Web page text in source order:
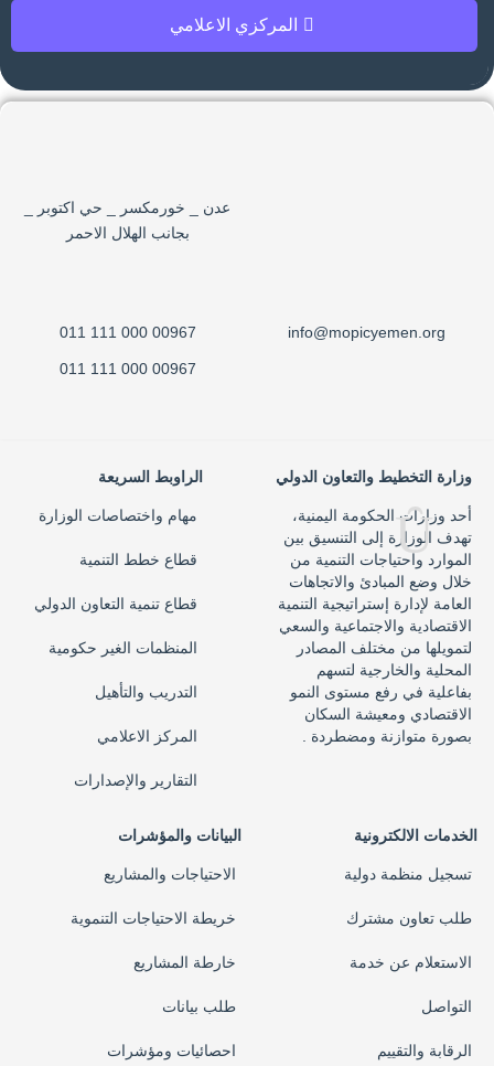
المركزي الاعلامي
عدن _ خورمكسر _ حي اكتوبر _
بجانب الهلال الاحمر
info@mopicyemen.org
00967 000 111 011
00967 000 111 011
وزارة التخطيط والتعاون الدولي
أحد وزارات الحكومة اليمنية،
تهدف الوزارة إلى التنسيق بين
الموارد واحتياجات التنمية من
خلال وضع المبادئ والاتجاهات
العامة لإدارة إستراتيجية التنمية
الاقتصادية والاجتماعية والسعي
لتمويلها من مختلف المصادر
المحلية والخارجية لتسهم
بفاعلية في رفع مستوى النمو
الاقتصادي ومعيشة السكان
بصورة متوازنة ومضطردة .
الراوبط السريعة
مهام واختصاصات الوزارة
قطاع خطط التنمية
قطاع تنمية التعاون الدولي
المنظمات الغير حكومية
التدريب والتأهيل
المركز الاعلامي
التقارير والإصدارات
الخدمات الالكترونية
تسجيل منظمة دولية
طلب تعاون مشترك
الاستعلام عن خدمة
التواصل
الرقابة والتقييم
البيانات والمؤشرات
الاحتياجات والمشاريع
خريطة الاحتياجات التنموية
خارطة المشاريع
طلب بيانات
احصائيات ومؤشرات